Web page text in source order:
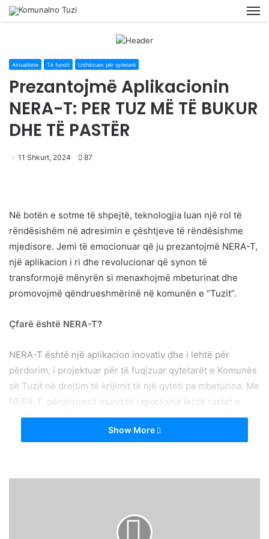
Aktualitete Të fundit Udhëzues për qytetarë
Prezantojmë Aplikacionin
NERA-T: PER TUZ MË TË BUKUR
DHE TË PASTËR
11 Shkurt, 2024 87
Në botën e sotme të shpejtë, teknologjia luan një rol të
rëndësishëm në adresimin e çështjeve të rëndësishme
mjedisore. Jemi të emocionuar që ju prezantojmë NERA-T,
një aplikacion i ri dhe revolucionar që synon të
transformojë mënyrën si menaxhojmë mbeturinat dhe
promovojmë qëndrueshmërinë në komunën e “Tuzit”.
Çfarë është NERA-T?
NERA-T është një aplikacion inovativ dhe i lehtë për
përdorim, i projektuar për të fuqizuar qytetarët e Komunës
së Tuzit në drejtim të krijimit të një qyteti pa mbeturina. Me
NERA-T, përdoruesit mund të raportojnë lehtë rastet e
hedhjes së paligjshme të mbeturinave, kontejnerë/kosha
të plotë, deponitë ilegale, duke ndihmuar autoritetet të
Veçori të NERA-T
lejon përdoruesit të raportojnë hedhjen e paligjshme
Show More